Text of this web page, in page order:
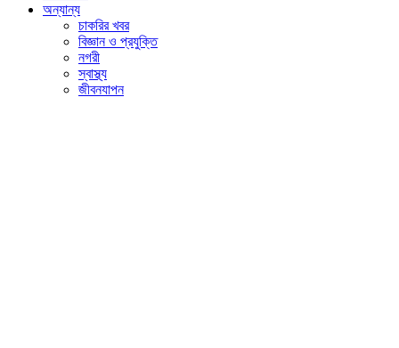
অন্যান্য
চাকরির খবর
বিজ্ঞান ও প্রযুক্তি
নগরী
স্বাস্থ্য
জীবনযাপন